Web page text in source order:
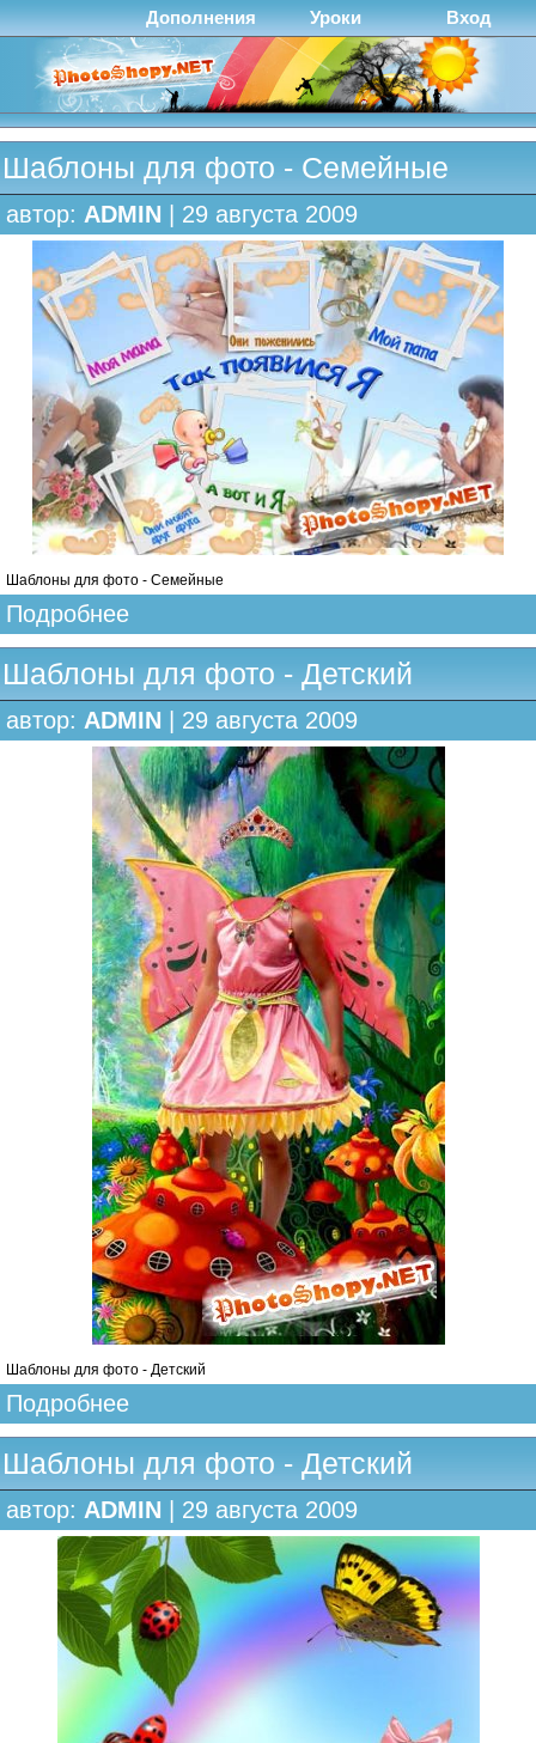
Дополнения Уроки Вход
Шаблоны для фото - Семейные
автор: ADMIN | 29 августа 2009
Шаблоны для фото - Семейные
Подробнее
Шаблоны для фото - Детский
автор: ADMIN | 29 августа 2009
Шаблоны для фото - Детский
Подробнее
Шаблоны для фото - Детский
автор: ADMIN | 29 августа 2009